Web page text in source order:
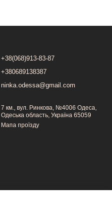
+38(068)913-83-87
+380689138387
ninka.odessa@gmail.com
7 км., вул. Ринкова, №4006 Одеса,
Одеська область, Україна 65059
Мапа проїзду